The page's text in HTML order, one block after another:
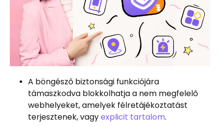
A böngésző biztonsági funkciójára
támaszkodva blokkolhatja a nem megfelelő
webhelyeket, amelyek félretájékoztatást
terjesztenek, vagyexplicit tartalom.